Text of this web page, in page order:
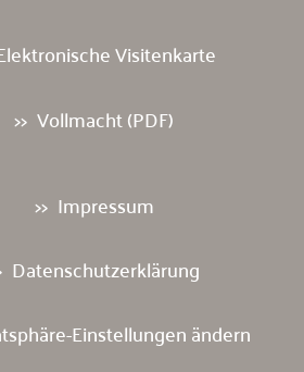
Visitenkarte
Vollmacht (PDF)
Impressum
Datenschutzerklärung
Einstellungen ändern